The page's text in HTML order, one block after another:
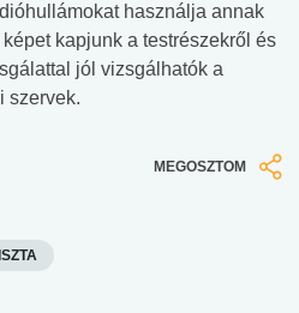
használja annak
kapjunk a testrészekről és
jól vizsgálhatók a
szervek.
MEGOSZTOM